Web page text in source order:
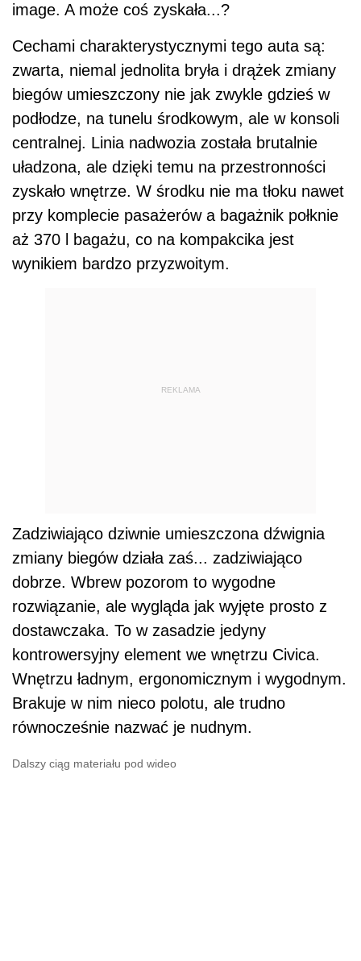
image. A może coś zyskała...?
Cechami charakterystycznymi tego auta są:
zwarta, niemal jednolita bryła i drążek zmiany
biegów umieszczony nie jak zwykle gdzieś w
podłodze, na tunelu środkowym, ale w konsoli
centralnej. Linia nadwozia została brutalnie
uładzona, ale dzięki temu na przestronności
zyskało wnętrze. W środku nie ma tłoku nawet
przy komplecie pasażerów a bagażnik połknie
aż 370 l bagażu, co na kompakcika jest
wynikiem bardzo przyzwoitym.
REKLAMA
Zadziwiająco dziwnie umieszczona dźwignia
zmiany biegów działa zaś... zadziwiająco
dobrze. Wbrew pozorom to wygodne
rozwiązanie, ale wygląda jak wyjęte prosto z
dostawczaka. To w zasadzie jedyny
kontrowersyjny element we wnętrzu Civica.
Wnętrzu ładnym, ergonomicznym i wygodnym.
Brakuje w nim nieco polotu, ale trudno
równocześnie nazwać je nudnym.
Dalszy ciąg materiału pod wideo